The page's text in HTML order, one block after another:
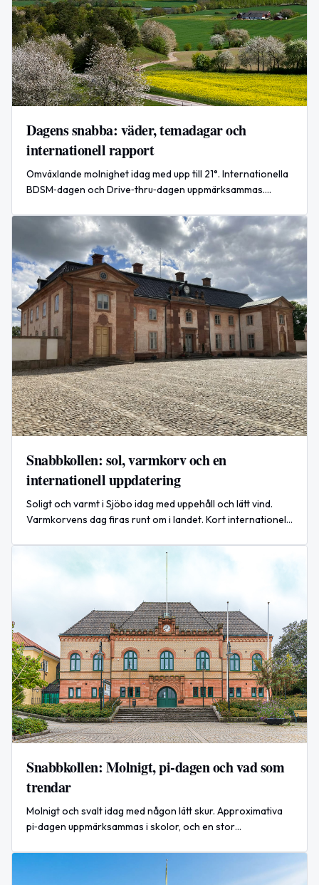
Dagens snabba: väder, temadagar och
internationell rapport
Omväxlande molnighet idag med upp till 21°. Internationella
BDSM‑dagen och Drive‑thru‑dagen uppmärksammas.
e‑handel och småföretag.
Snabbkollen: sol, varmkorv och en
internationell uppdatering
Soligt och varmt i Sjöbo idag med uppehåll och lätt vind.
Varmkorvens dag firas runt om i landet. Kort internationell
Snabbkollen: Molnigt, pi‑dagen och vad som
trendar
Molnigt och svalt idag med någon lätt skur. Approximativa
pi‑dagen uppmärksammas i skolor, och en stor